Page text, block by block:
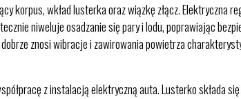
wkład lusterka oraz wiązkę złącz. Elektryczna
niweluje osadzanie się pary i lodu, poprawiając
znosi wibracje i zawirowania powietrza
z instalacją elektryczną auta. Lusterko składa